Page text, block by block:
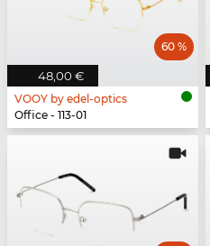
48,00 €
60 %
VOOY by edel-optics
Office - 113-01